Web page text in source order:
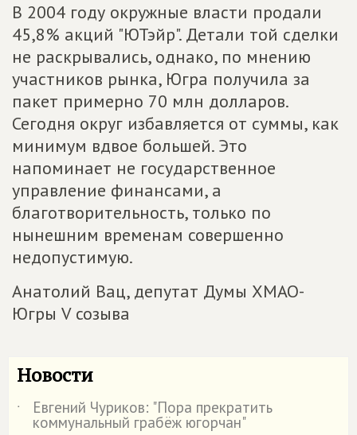
В 2004 году окружные власти продали
45,8% акций "ЮТэйр". Детали той сделки
не раскрывались, однако, по мнению
участников рынка, Югра получила за
пакет примерно 70 млн долларов.
Сегодня округ избавляется от суммы, как
минимум вдвое большей. Это
напоминает не государственное
управление финансами, а
благотворительность, только по
нынешним временам совершенно
недопустимую.
Анатолий Вац, депутат Думы ХМАО-
Югры V созыва
Новости
˙ Евгений Чуриков: "Пора прекратить
коммунальный грабёж югорчан"